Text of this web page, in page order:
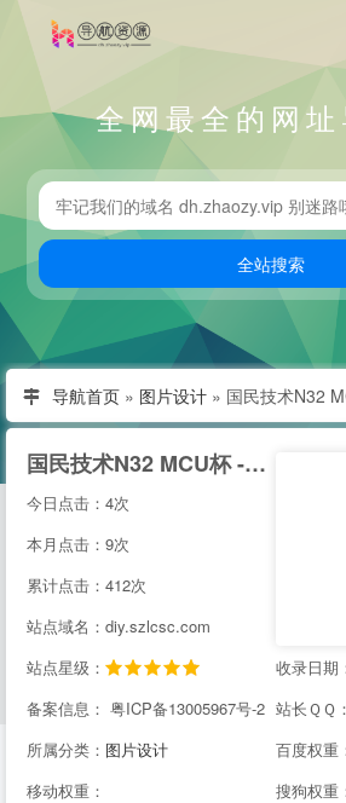
全网最全的网址
导航首页 » 图片设计 »
国民技术N32 MCU杯 - 第七届立创电子设计开源大赛
今日点击：4次
本月点击：9次
累计点击：412次
站点域名：diy.szlcsc.com
站点星级：
收录日期
备案信息： 粤ICP备13005967号-2 站长ＱＱ
所属分类： 图片设计
百度权重
移动权重：
搜狗权重